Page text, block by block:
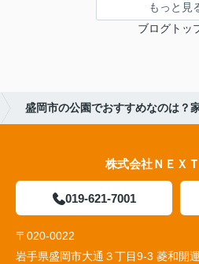
もっと見
ブログトッ
盛岡市の公園でおすすめなのは？
株式会社ＮＥＸ
019-621-7001
〒020-0022
岩手県盛岡市大通３丁目9-3 菱和開